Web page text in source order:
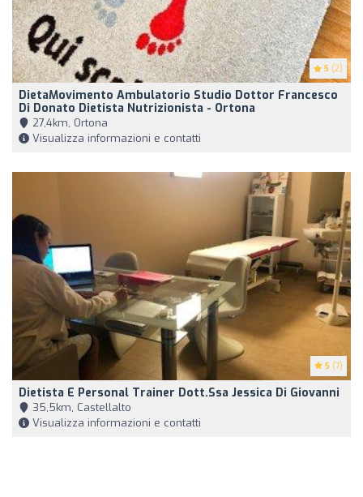
5 (2)
DietaMovimento Ambulatorio Studio Dottor Francesco
Di Donato Dietista Nutrizionista - Ortona
27,4km, Ortona
Visualizza informazioni e contatti
5 (7)
Dietista E Personal Trainer Dott.ssa Jessica Di Giovanni
35,5km, Castellalto
Visualizza informazioni e contatti